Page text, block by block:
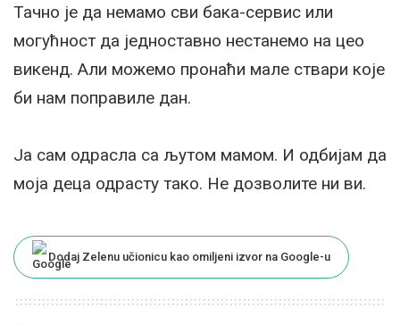
Тачно је да немамо сви бака-сервис или
могућност да једноставно нестанемо на цео
викенд. Али можемо пронаћи мале ствари које
би нам поправиле дан.
Ја сам одрасла са љутом мамом. И одбијам да
моја деца одрасту тако. Не дозволите ни ви.
Dodaj Zelenu učionicu kao omiljeni izvor na Google-u